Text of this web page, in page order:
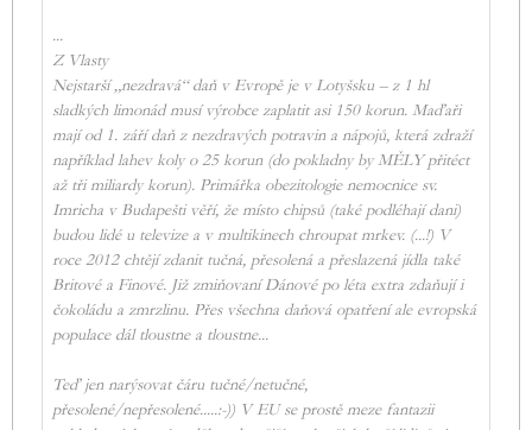
...
Z Vlasty
Nejstarší „nezdravá“ daň v Evropě je v Lotyšsku – z 1 hl
sladkých limonád musí výrobce zaplatit asi 150 korun. Maďaři
mají od 1. září daň z nezdravých potravin a nápojů, která zdraží
například lahev koly o 25 korun (do pokladny by MĚLY přitéct
až tři miliardy korun). Primářka obezitologie nemocnice sv.
Imricha v Budapešti věří, že místo chipsů (také podléhají dani)
budou lidé u televize a v multikinech chroupat mrkev. (...!) V
roce 2012 chtějí zdanit tučná, přesolená a přeslazená jídla také
Britové a Finové. Již zmiňovaní Dánové po léta extra zdaňují i
čokoládu a zmrzlinu. Přes všechna daňová opatření ale evropská
populace dál tloustne a tloustne...
Teď jen narýsovat čáru tučné/netučné,
přesolené/nepřesolené.....:-)) V EU se prostě meze fantazii